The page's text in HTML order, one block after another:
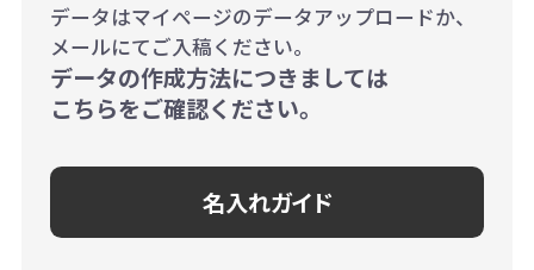
データはマイページのデータアップロードか、
メールにてご入稿ください。
データの作成方法につきましては
こちらをご確認ください。
名入れガイド